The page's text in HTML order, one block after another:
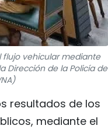
flujo vehicular mediante
Dirección de la Policía de
resultados de los
mediante el